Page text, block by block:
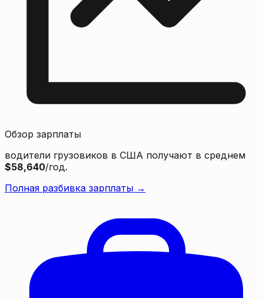
Обзор зарплаты
водители грузовиков в США получают в среднем
$58,640/год.
Полная разбивка зарплаты →